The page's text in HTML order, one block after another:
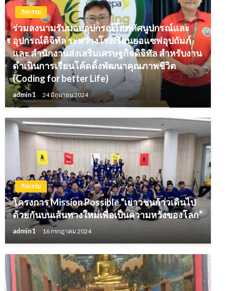
กิจกรรม
ร่วมลงนามรับมอบอุปกรณ์โสตทัศนูปกรณ์และ
อุปกรณ์ดิจิทัล ระหว่างโรงเรียนยอแซฟอุปถัมภ์
และ สำนักงานส่งเสริมเศรษฐกิจดิจิทัล สำหรับงาน
ดำเนินการเรียนโค้ดดิ้งพัฒนาคุณภาพชีวิต
(Coding for better Life)
admin1 24 มิถุนายน 2024
กิจกรรม
โครงการ Mission Possible “เยาวชนก้าวเดินไป
ด้วยกันบนเส้นทางใหม่เพื่อเป็นความหวังของโลก”
admin1 16 กรกฎาคม 2024